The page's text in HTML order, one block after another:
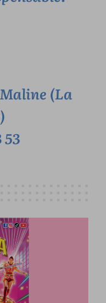
(La
53